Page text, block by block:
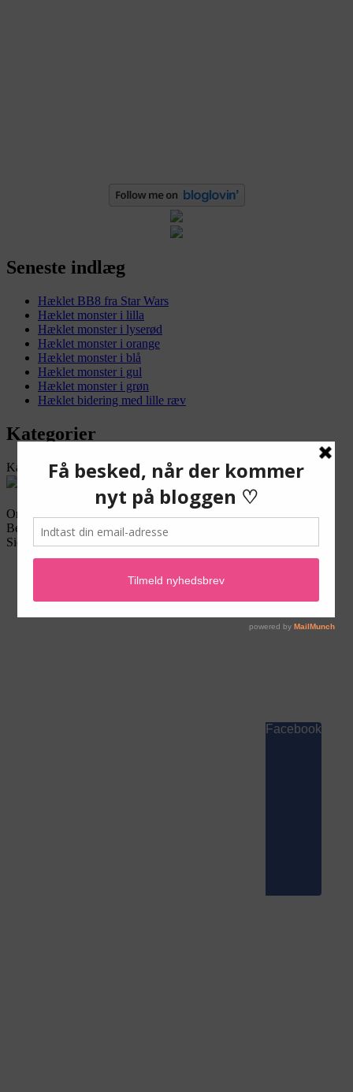
Seneste indlæg
Hæklet BB8 fra Star Wars
Hæklet monster i lilla
Hæklet monster i lyserød
Hæklet monster i orange
Hæklet monster i blå
Hæklet monster i gul
Hæklet monster i grøn
Hæklet bidering med lille ræv
Kategorier
Kategorier
Online:
Besøg i denne uge:
Sidevisninger altid:
Facebook